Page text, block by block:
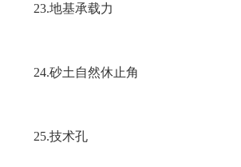
23.地基承载力
24.砂土自然休止角
25.技术孔